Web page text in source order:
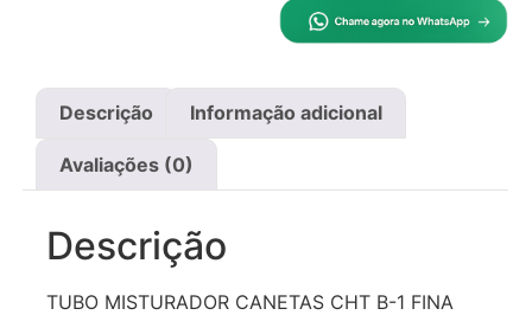
Descrição Informação adicional
Avaliações (0)
Descrição
TUBO MISTURADOR CANETAS CHT B-1 FINA